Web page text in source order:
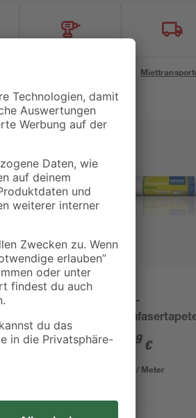
weiß 0,53 x
Vlies-
'Classico' weiß
8 49 €
0,57 € / Meter